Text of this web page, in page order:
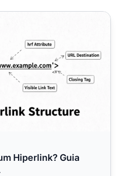
Guia Completo de HTML
Hiperlink? Guia